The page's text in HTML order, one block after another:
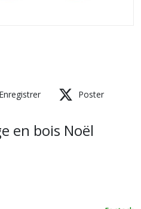
Enregistrer Poster
en bois Noël